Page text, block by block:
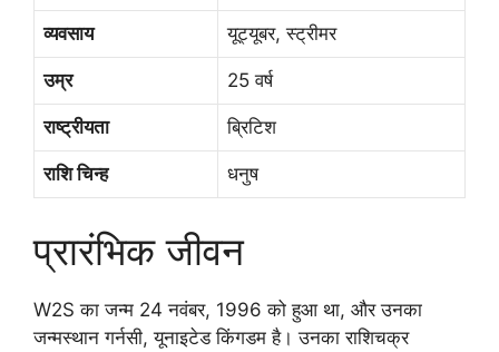
व्यवसाय यूट्यूबर, स्ट्रीमर
उम्र 25 वर्ष
राष्ट्रीयता ब्रिटिश
राशि चिन्ह धनुष
प्रारंभिक जीवन
W2S का जन्म 24 नवंबर, 1996 को हुआ था, और उनका
जन्मस्थान गर्नसी, यूनाइटेड किंगडम है। उनका राशिचक्र